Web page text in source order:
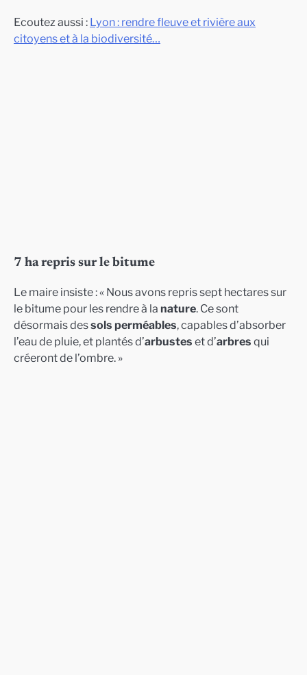
Ecoutez aussi : Lyon : rendre fleuve et rivière aux
citoyens et à la biodiversité…
7 ha repris sur le bitume
Le maire insiste : « Nous avons repris sept hectares sur
le bitume pour les rendre à la nature. Ce sont
désormais dessols perméables, capables d’absorber
l’eau de pluie, et plantés d’arbustes et d’arbres qui
créeront de l’ombre. »